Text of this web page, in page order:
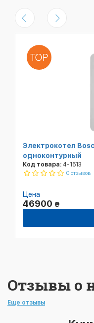
Электрокотел
одноконтурный
Код товара: 4-1513
0 отзывов
Цена
46900 ₴
Отзывы о
Еще отзывы